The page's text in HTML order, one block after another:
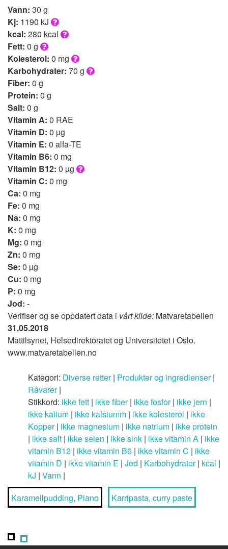
Vann: 30 g
Kj: 1190 kJ
kcal: 280 kcal
Fett: 0 g
Kolesterol: 0 mg
Karbohydrater: 70 g
Fiber: 0 g
Protein: 0 g
Salt: 0 g
Vitamin A: 0 RAE
Vitamin D: 0 µg
Vitamin E: 0 alfa-TE
Vitamin B6: 0 mg
Vitamin B12: 0 µg
Vitamin C: 0 mg
Ca: 0 mg
Fe: 0 mg
Na: 0 mg
K: 0 mg
Mg: 0 mg
Zn: 0 mg
Se: 0 µg
Cu: 0 mg
P: 0 mg
Jod: -
Verifiser og se oppdatert data i vårt kilde: Matvaretabellen
31.05.2018
Mattilsynet, Helsedirektoratet og Universitetet i Oslo.
www.matvaretabellen.no
Kategori: Diverse retter| Produkter og ingredienser|
Råvarer|
Stikkord: ikke fett | ikke fiber| ikke fosfor| ikke jern |
ikke kalium | ikke kalsiumm | ikke kolesterol | ikke
Kopper| ikke magnesium | ikke natrium | ikke protein
| ikke salt | ikke selen | ikke sink | ikke vitamin A | ikke
vitamin B12 | ikke vitamin B6 | ikke vitamin C | ikke
vitamin D | ikke vitamin E | Jod | Karbohydrater| kcal |
kJ | Vann |
Karamellpudding, Piano
Karripasta, curry paste